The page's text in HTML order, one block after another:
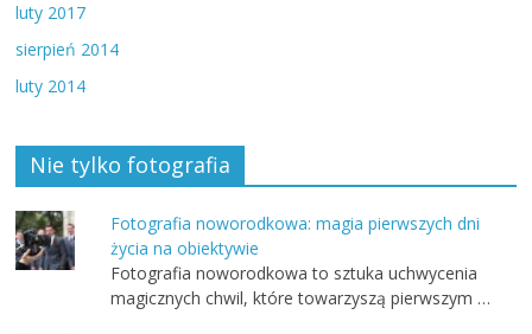
luty 2017
sierpień 2014
luty 2014
Nie tylko fotografia
Fotografia noworodkowa: magia pierwszych dni
życia na obiektywie
Fotografia noworodkowa to sztuka uchwycenia
magicznych chwil, które towarzyszą pierwszym …